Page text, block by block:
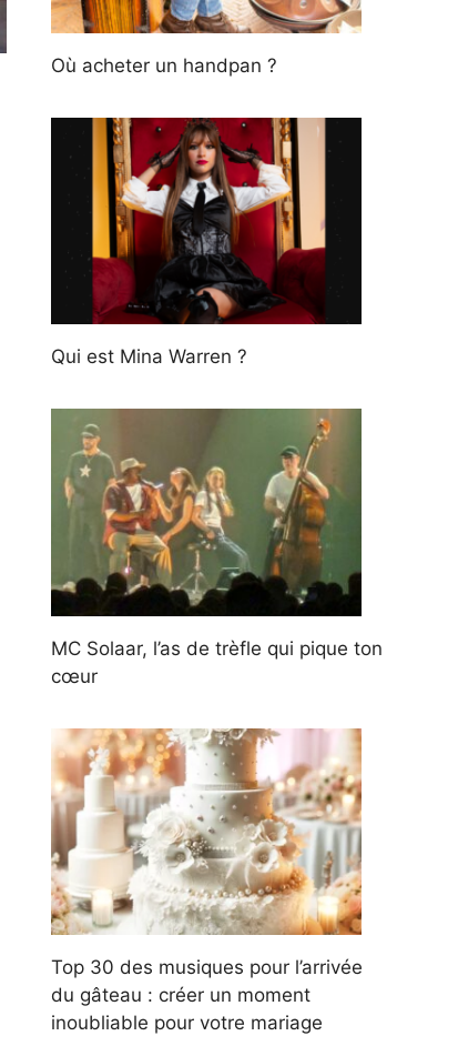
Où acheter un handpan ?
Qui est Mina Warren ?
MC Solaar, l’as de trèfle qui pique ton
cœur
Top 30 des musiques pour l’arrivée
du gâteau : créer un moment
inoubliable pour votre mariage